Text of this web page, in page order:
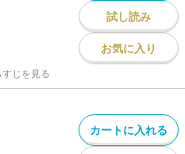
試し読み
お気に入り
すじを見る
カートに入れる